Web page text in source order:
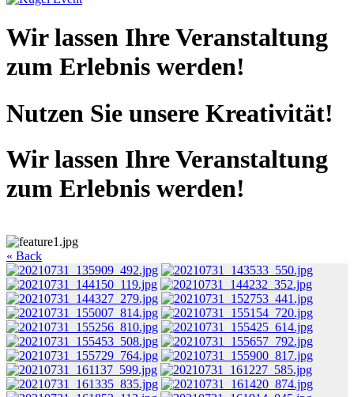
Wir lassen Ihre Veranstaltung
zum Erlebnis werden!
Nutzen Sie unsere Kreativität!
Wir lassen Ihre Veranstaltung
zum Erlebnis werden!
« Back